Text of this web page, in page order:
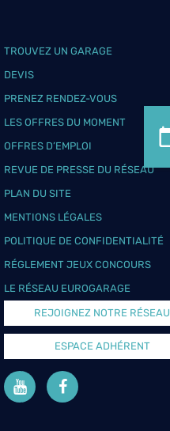
TROUVEZ UN GARAGE
DEVIS
PRENEZ RENDEZ-VOUS
LES OFFRES DU MOMENT
OFFRES D’EMPLOI
REVUE DE PRESSE DU RÉSEAU
PLAN DU SITE
MENTIONS LÉGALES
POLITIQUE DE CONFIDENTIALITÉ
RÉGLEMENT JEUX CONCOURS
LE RÉSEAU EUROGARAGE
REJOIGNEZ NOTRE RÉSEAU
ESPACE ADHÉRENT